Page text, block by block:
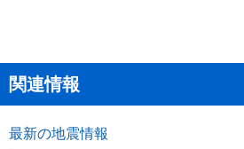
関連情報
最新の地震情報